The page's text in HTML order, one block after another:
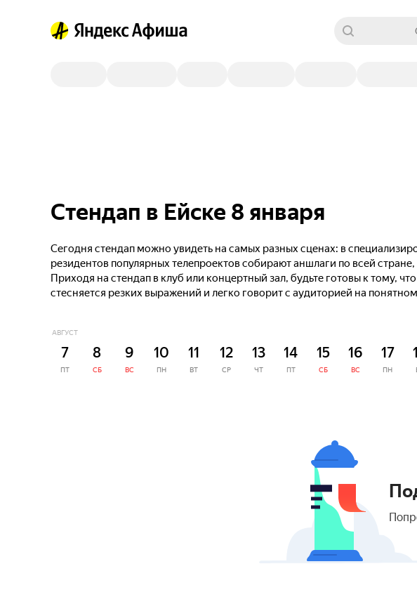
Стендап в Ейске 8 января
Сегодня стендап можно увидеть на самых разных сценах: в
резидентов популярных телепроектов собирают аншлаги по всей
Приходя на стендап в клуб или концертный зал, будьте готовы к тому,
стесняется резких выражений и легко говорит с аудиторией на
АВГУСТ
7
ПТ
8
СБ
9
ВС
10
ПН
11
ВТ
12
СР
13
ЧТ
14
ПТ
15
СБ
16
ВС
17
ПН